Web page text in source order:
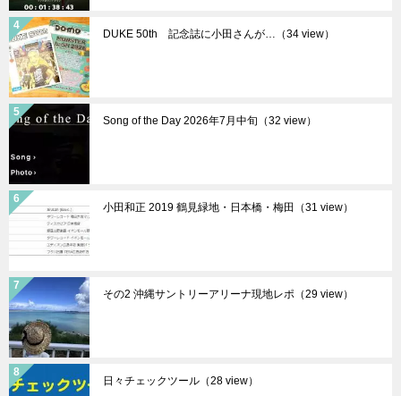
DUKE 50th 記念誌に小田さんが…（34 view）
Song of the Day 2026年7月中旬（32 view）
小田和正 2019 鶴見緑地・日本橋・梅田（31 view）
その2 沖縄サントリーアリーナ現地レポ（29 view）
日々チェックツール（28 view）